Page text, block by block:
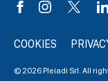
© 2026 Pleiadi Srl. All
COOKIES